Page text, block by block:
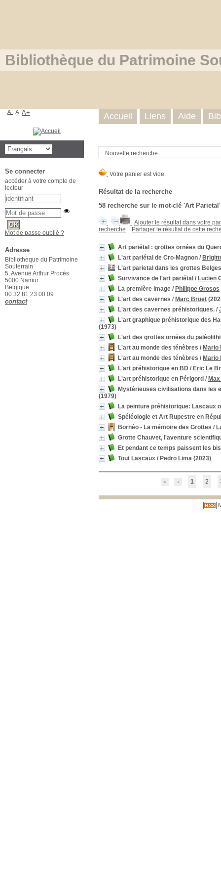
Bibliothèque du Patrimoine
Nouvelle recherche
Résultat de la recherche
58 recherche sur le mot-clé 'Art Parietal'
Ajouter le résultat dans votre
recherche
Partager le résultat de cette
Art pariétal : grottes ornées du
L'art pariétal de Cro-Magnon /
L'art parietal dans les grottes Belges
Survivance de l'art pariétal / Lucien
La première image / Philippe Grosos
L'art des cavernes / Marc Bruet
L'art des cavernes préhistoriques. /
L'art graphique préhistorique des
(1973)
L'art des grottes ornées du
L'art au monde des ténèbres / Mario
L'art au monde des ténèbres / Mario
L'art préhistorique en BD / Eric Le
L'art préhistorique en Périgord /
Mystérieuses civilisations dans les
(1979)
La peinture préhistorique: Lascaux
Spéléologie et Art Rupestre en
Bornéo - La mémoire des Grottes /
Grotte Chauvet, l'aventure
Et pendant ce temps paissent les
Tout Lascaux / Pedro Lima (2023)
1 2
Accueil Liens Aide
A- A A+
Se connecter
accéder à votre compte de
lecteur
Mot de passe oublié ?
Adresse
Bibliothèque du Patrimoine
Souterrain
5, Avenue Arthur Procès
5000 Namur
Belgique
00 32 81 23 00 09
contact